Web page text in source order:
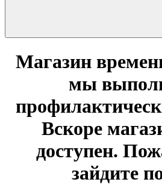
Магазин
мы
Вскоре
доступен.
зайдите